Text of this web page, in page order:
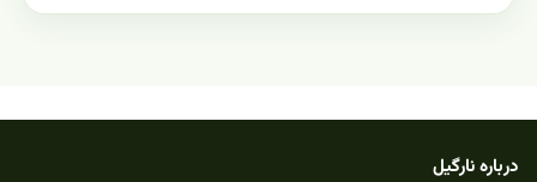
درباره نارگیل